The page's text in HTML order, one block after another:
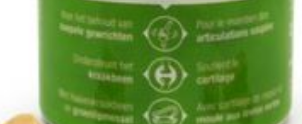
Autobronzants Rasage